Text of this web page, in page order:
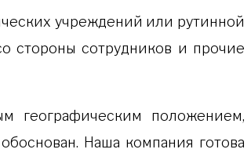
учреждений или рутинной
стороны сотрудников и прочие
географическим положением,
Наша компания готова